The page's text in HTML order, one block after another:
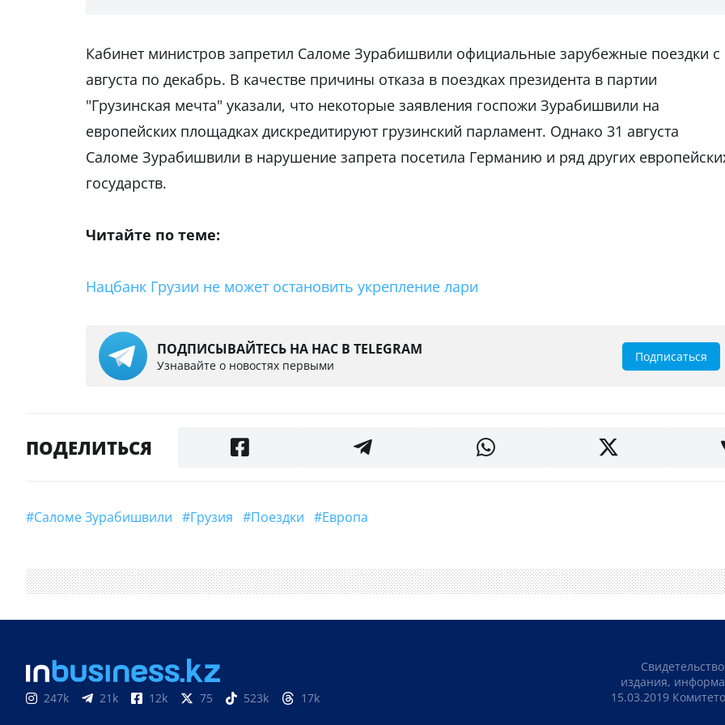
Кабинет министров запретил Саломе Зурабишвили официальные зарубежные поездки с
августа по декабрь. В качестве причины отказа в поездках президента в партии
"Грузинская мечта" указали, что некоторые заявления госпожи Зурабишвили на
европейских площадках дискредитируют грузинский парламент. Однако 31 августа
Саломе Зурабишвили в нарушение запрета посетила Германию и ряд других
государств.
Читайте по теме:
Нацбанк Грузии не может остановить укрепление лари
ПОДПИСЫВАЙТЕСЬ НА НАС В TELEGRAM
Узнавайте о новостях первыми
Подписаться
ПОДЕЛИТЬСЯ
#Саломе Зурабишвили #Грузия #поездки #Европа
247k 21k 12k 75 523k 17k
издания,
15.03.2019